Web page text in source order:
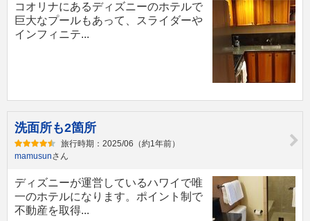
コオリナにあるディズニーのホテルで
巨大なプールもあって、スライダーや
インフィニテ...
洗面所も2箇所
旅行時期：2025/06（約1年前）
mamusunさん
ディズニーが運営しているハワイで唯
一のホテルになります。ポイント制で
不動産を取得...